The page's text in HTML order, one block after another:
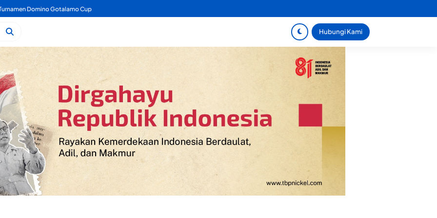
Domino Gotalamo Cup
Hubungi Kami